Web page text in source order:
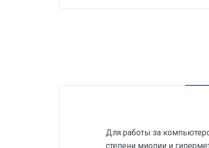
Для работы за
степени миопии и